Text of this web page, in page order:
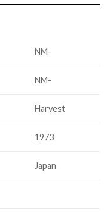
NM-
NM-
Harvest
1973
Japan